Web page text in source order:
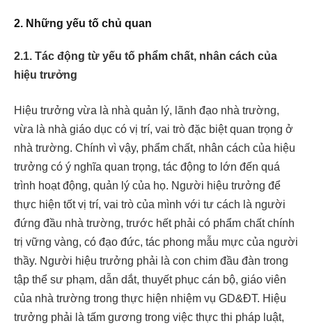
2. Những yếu tố chủ quan
2.1. Tác động từ yếu tố phẩm chất, nhân cách của
hiệu trưởng
Hiệu trưởng vừa là nhà quản lý, lãnh đạo nhà trường,
vừa là nhà giáo dục có vị trí, vai trò đặc biệt quan trọng ở
nhà trường. Chính vì vậy, phẩm chất, nhân cách của hiệu
trưởng có ý nghĩa quan trọng, tác động to lớn đến quá
trình hoạt động, quản lý của họ. Người hiệu trưởng để
thực hiện tốt vị trí, vai trò của mình với tư cách là người
đứng đầu nhà trường, trước hết phải có phẩm chất chính
trị vững vàng, có đạo đức, tác phong mẫu mực của người
thầy. Người hiệu trưởng phải là con chim đầu đàn trong
tập thể sư phạm, dẫn dắt, thuyết phục cán bộ, giáo viên
của nhà trường trong thực hiện nhiệm vụ GD&ĐT. Hiệu
trưởng phải là tấm gương trong việc thực thi pháp luật,